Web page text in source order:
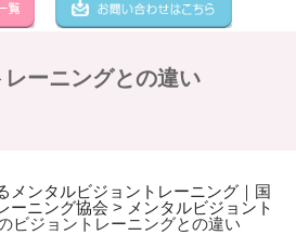
ーニングとの違い
メンタルビジョントレーニング｜国
ーニング協会 > メンタルビジョント
ビジョントレーニングとの違い